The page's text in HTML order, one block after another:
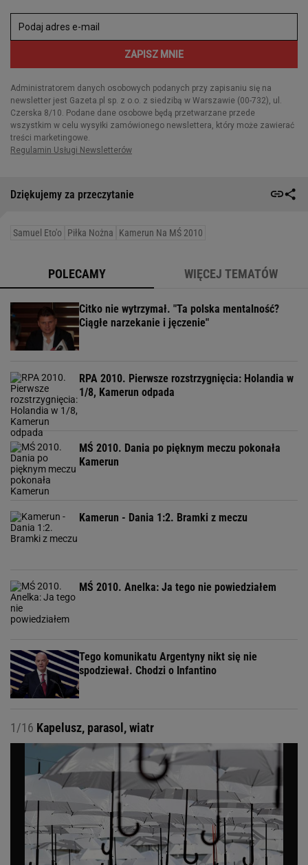
Dziękujemy za przeczytanie
Samuel Eto'o Piłka Nożna Kamerun Na MŚ 2010
POLECAMY WIĘCEJ TEMATÓW
Citko nie wytrzymał. "Ta polska mentalność?
Ciągłe narzekanie i jęczenie"
RPA 2010. Pierwsze rozstrzygnięcia: Holandia w
1/8, Kamerun odpada
MŚ 2010. Dania po pięknym meczu pokonała
Kamerun
Kamerun - Dania 1:2. Bramki z meczu
MŚ 2010. Anelka: Ja tego nie powiedziałem
Tego komunikatu Argentyny nikt się nie
spodziewał. Chodzi o Infantino
1/16 Kapelusz, parasol, wiatr